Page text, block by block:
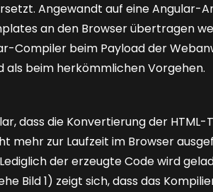
Angewandt auf eine Angular-
an den Browser übertragen
Compiler beim Payload der
als beim herkömmlichen Vorgehen.
dass die Konvertierung der
mehr zur Laufzeit im Browser
der erzeugte Code wird
Bild 1) zeigt sich, dass das